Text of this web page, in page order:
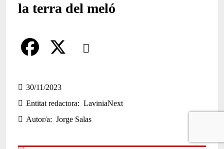
la terra del meló
Comparteix
a
c
e
30/11/2023
Entitat redactora
LaviniaNext
Autor/a
Jorge Salas